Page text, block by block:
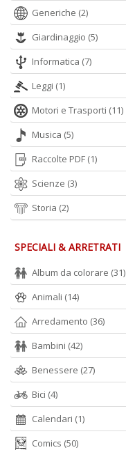
Generiche (2)
Giardinaggio (5)
Informatica (7)
Leggi (1)
Motori e Trasporti (11)
Musica (5)
Raccolte PDF (1)
Scienze (3)
Storia (2)
SPECIALI & ARRETRATI
Album da colorare (31)
Animali (14)
Arredamento (36)
Bambini (42)
Benessere (27)
Bici (4)
Calendari (1)
Comics (50)